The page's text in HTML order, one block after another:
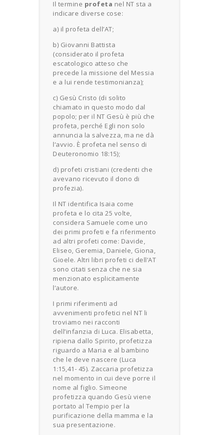
Il termine profeta nel NT sta a
indicare diverse cose:
a) il profeta dell’AT;
b) Giovanni Battista
(considerato il profeta
escatologico atteso che
precede la missione del Messia
e a lui rende testimonianza);
c) Gesù Cristo (di solito
chiamato in questo modo dal
popolo; per il NT Gesù è più che
profeta, perché Egli non solo
annuncia la salvezza, ma ne dà
l’avvio. È profeta nel senso di
Deuteronomio 18:15);
d) profeti cristiani (credenti che
avevano ricevuto il dono di
profezia).
Il NT identifica Isaia come
profeta e lo cita 25 volte,
considera Samuele come uno
dei primi profeti e fa riferimento
ad altri profeti come: Davide,
Eliseo, Geremia, Daniele, Giona,
Gioele. Altri libri profeti ci dell’AT
sono citati senza che ne sia
menzionato esplicitamente
l’autore.
I primi riferimenti ad
avvenimenti profetici nel NT li
troviamo nei racconti
dell’infanzia di Luca. Elisabetta,
ripiena dallo Spirito, profetizza
riguardo a Maria e al bambino
che le deve nascere (Luca
1:15,41- 45). Zaccaria profetizza
nel momento in cui deve porre il
nome al figlio. Simeone
profetizza quando Gesù viene
portato al Tempio per la
purificazione della mamma e la
sua presentazione.